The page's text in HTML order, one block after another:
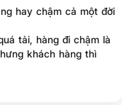
hay chậm cả một đời
tải, hàng đi chậm là
khách hàng thì
vụ tết. Là chủ